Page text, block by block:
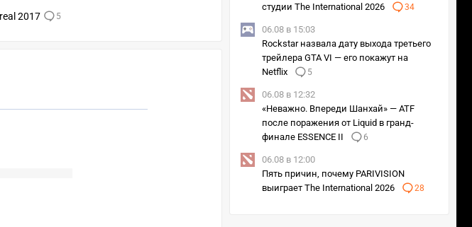
2017 5
студии The International 2026
34
06.08 в 15:03
Rockstar назвала дату выхода третьего
трейлера GTA VI — его покажут на
Netflix
5
06.08 в 12:32
«Неважно. Впереди Шанхай» — ATF
после поражения от Liquid в гранд-
финале ESSENCE II
6
06.08 в 12:00
Пять причин, почему PARIVISION
выиграет The International 2026
28